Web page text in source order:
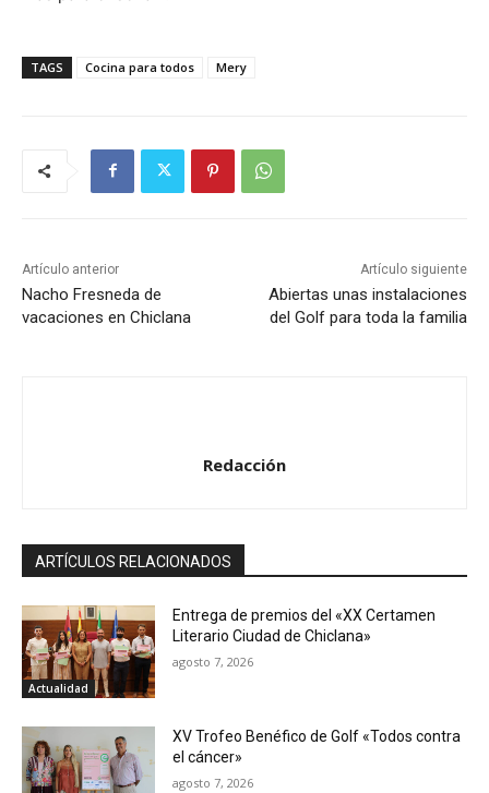
TAGS Cocina para todos Mery
Artículo anterior
Nacho Fresneda de
vacaciones en Chiclana
Artículo siguiente
Abiertas unas instalaciones
del Golf para toda la familia
Redacción
ARTÍCULOS RELACIONADOS
Actualidad
Entrega de premios del «XX Certamen
Literario Ciudad de Chiclana»
agosto 7, 2026
XV Trofeo Benéfico de Golf «Todos contra
el cáncer»
agosto 7, 2026